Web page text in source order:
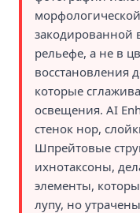
закодированной
рельефе, а не в
восстановления
которые
освещения. AI
стенок нор,
Шпрейтовые
ихнотаксоны,
элементы,
лупу, но